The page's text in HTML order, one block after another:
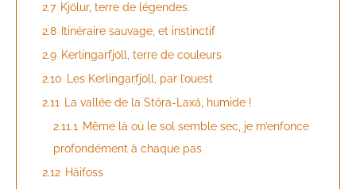
2.7 Kjölur, terre de légendes.
2.8 Itinéraire sauvage, et instinctif
2.9 Kerlingarfjöll, terre de couleurs
2.10 Les Kerlingarfjöll, par l’ouest
2.11 La vallée de la Stóra-Laxá, humide !
2.11.1 Même là où le sol semble sec, je m’enfonce
profondément à chaque pas
2.12 Háifoss